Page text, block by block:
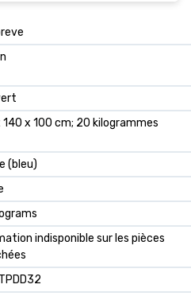
x 100 cm; 20 kilogrammes
(bleu)
indisponible sur les pièces